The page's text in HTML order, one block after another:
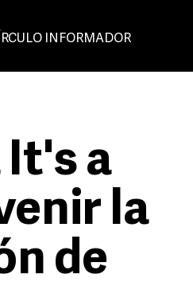
INFORMADOR
It's a
la
de